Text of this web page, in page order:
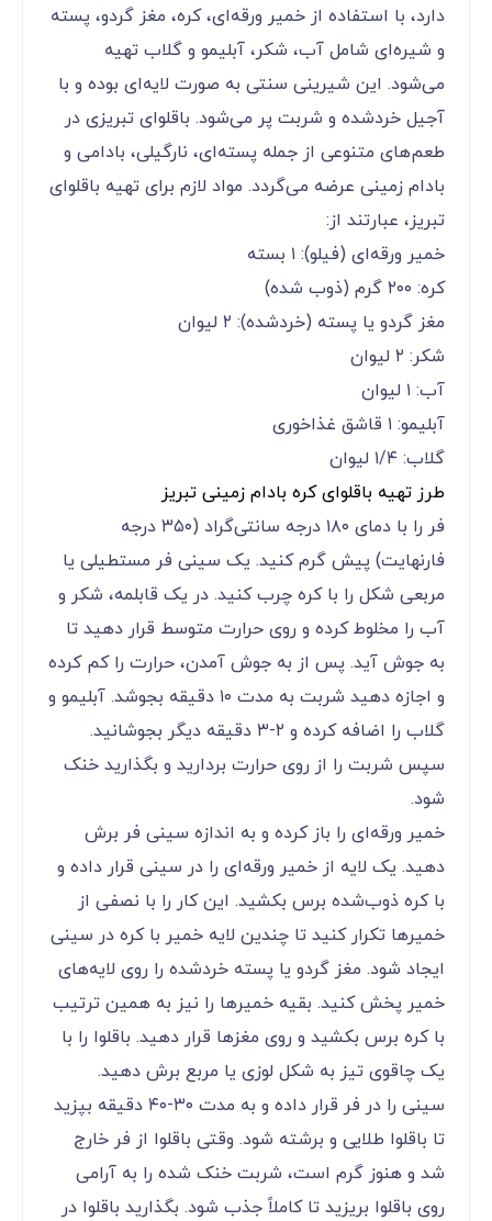
دارد، با استفاده از خمیر ورقه‌ای، کره، مغز گردو، پسته
و شیره‌ای شامل آب، شکر، آبلیمو و گلاب تهیه
می‌شود. این شیرینی سنتی به صورت لایه‌ای بوده و با
آجیل خردشده و شربت پر می‌شود. باقلوای تبریزی در
طعم‌های متنوعی از جمله پسته‌ای، نارگیلی، بادامی و
بادام زمینی عرضه می‌گردد. مواد لازم برای تهیه باقلوای
تبریز، عبارتند از:
خمیر ورقه‌ای (فیلو): ۱ بسته
کره: ۲۰۰ گرم (ذوب شده)
مغز گردو یا پسته (خردشده): ۲ لیوان
شکر: ۲ لیوان
آب: ۱ لیوان
آبلیمو: ۱ قاشق غذاخوری
گلاب: ۱/۴ لیوان
طرز تهیه باقلوای کره بادام زمینی تبریز
فر را با دمای ۱۸۰ درجه سانتی‌گراد (۳۵۰ درجه
فارنهایت) پیش گرم کنید. یک سینی فر مستطیلی یا
مربعی شکل را با کره چرب کنید. در یک قابلمه، شکر و
آب را مخلوط کرده و روی حرارت متوسط قرار دهید تا
به جوش آید. پس از به جوش آمدن، حرارت را کم کرده
و اجازه دهید شربت به مدت ۱۰ دقیقه بجوشد. آبلیمو و
گلاب را اضافه کرده و ۲-۳ دقیقه دیگر بجوشانید.
سپس شربت را از روی حرارت بردارید و بگذارید خنک
شود.
خمیر ورقه‌ای را باز کرده و به اندازه سینی فر برش
دهید. یک لایه از خمیر ورقه‌ای را در سینی قرار داده و
با کره ذوب‌شده برس بکشید. این کار را با نصفی از
خمیرها تکرار کنید تا چندین لایه خمیر با کره در سینی
ایجاد شود. مغز گردو یا پسته خردشده را روی لایه‌های
خمیر پخش کنید. بقیه خمیرها را نیز به همین ترتیب
با کره برس بکشید و روی مغزها قرار دهید. باقلوا را با
یک چاقوی تیز به شکل لوزی یا مربع برش دهید.
سینی را در فر قرار داده و به مدت ۳۰-۴۰ دقیقه بپزید
تا باقلوا طلایی و برشته شود. وقتی باقلوا از فر خارج
شد و هنوز گرم است، شربت خنک شده را به آرامی
روی باقلوا بریزید تا کاملاً جذب شود. بگذارید باقلوا در